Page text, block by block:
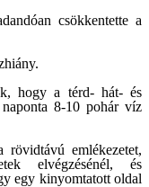
csökkentette a
hogy a térd- hát- és
8-10 pohár víz
rövidtávú emlékezetet,
elvégzésénél, és
egy kinyomtatott oldal